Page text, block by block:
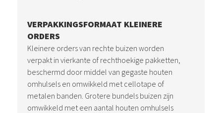
VERPAKKINGSFORMAAT KLEINERE
ORDERS
Kleinere orders van rechte buizen worden
verpakt in vierkante of rechthoekige pakketten,
beschermd door middel van gegaste houten
omhulsels en omwikkeld met cellotape of
metalen banden. Grotere bundels buizen zijn
omwikkeld met een aantal houten omhulsels